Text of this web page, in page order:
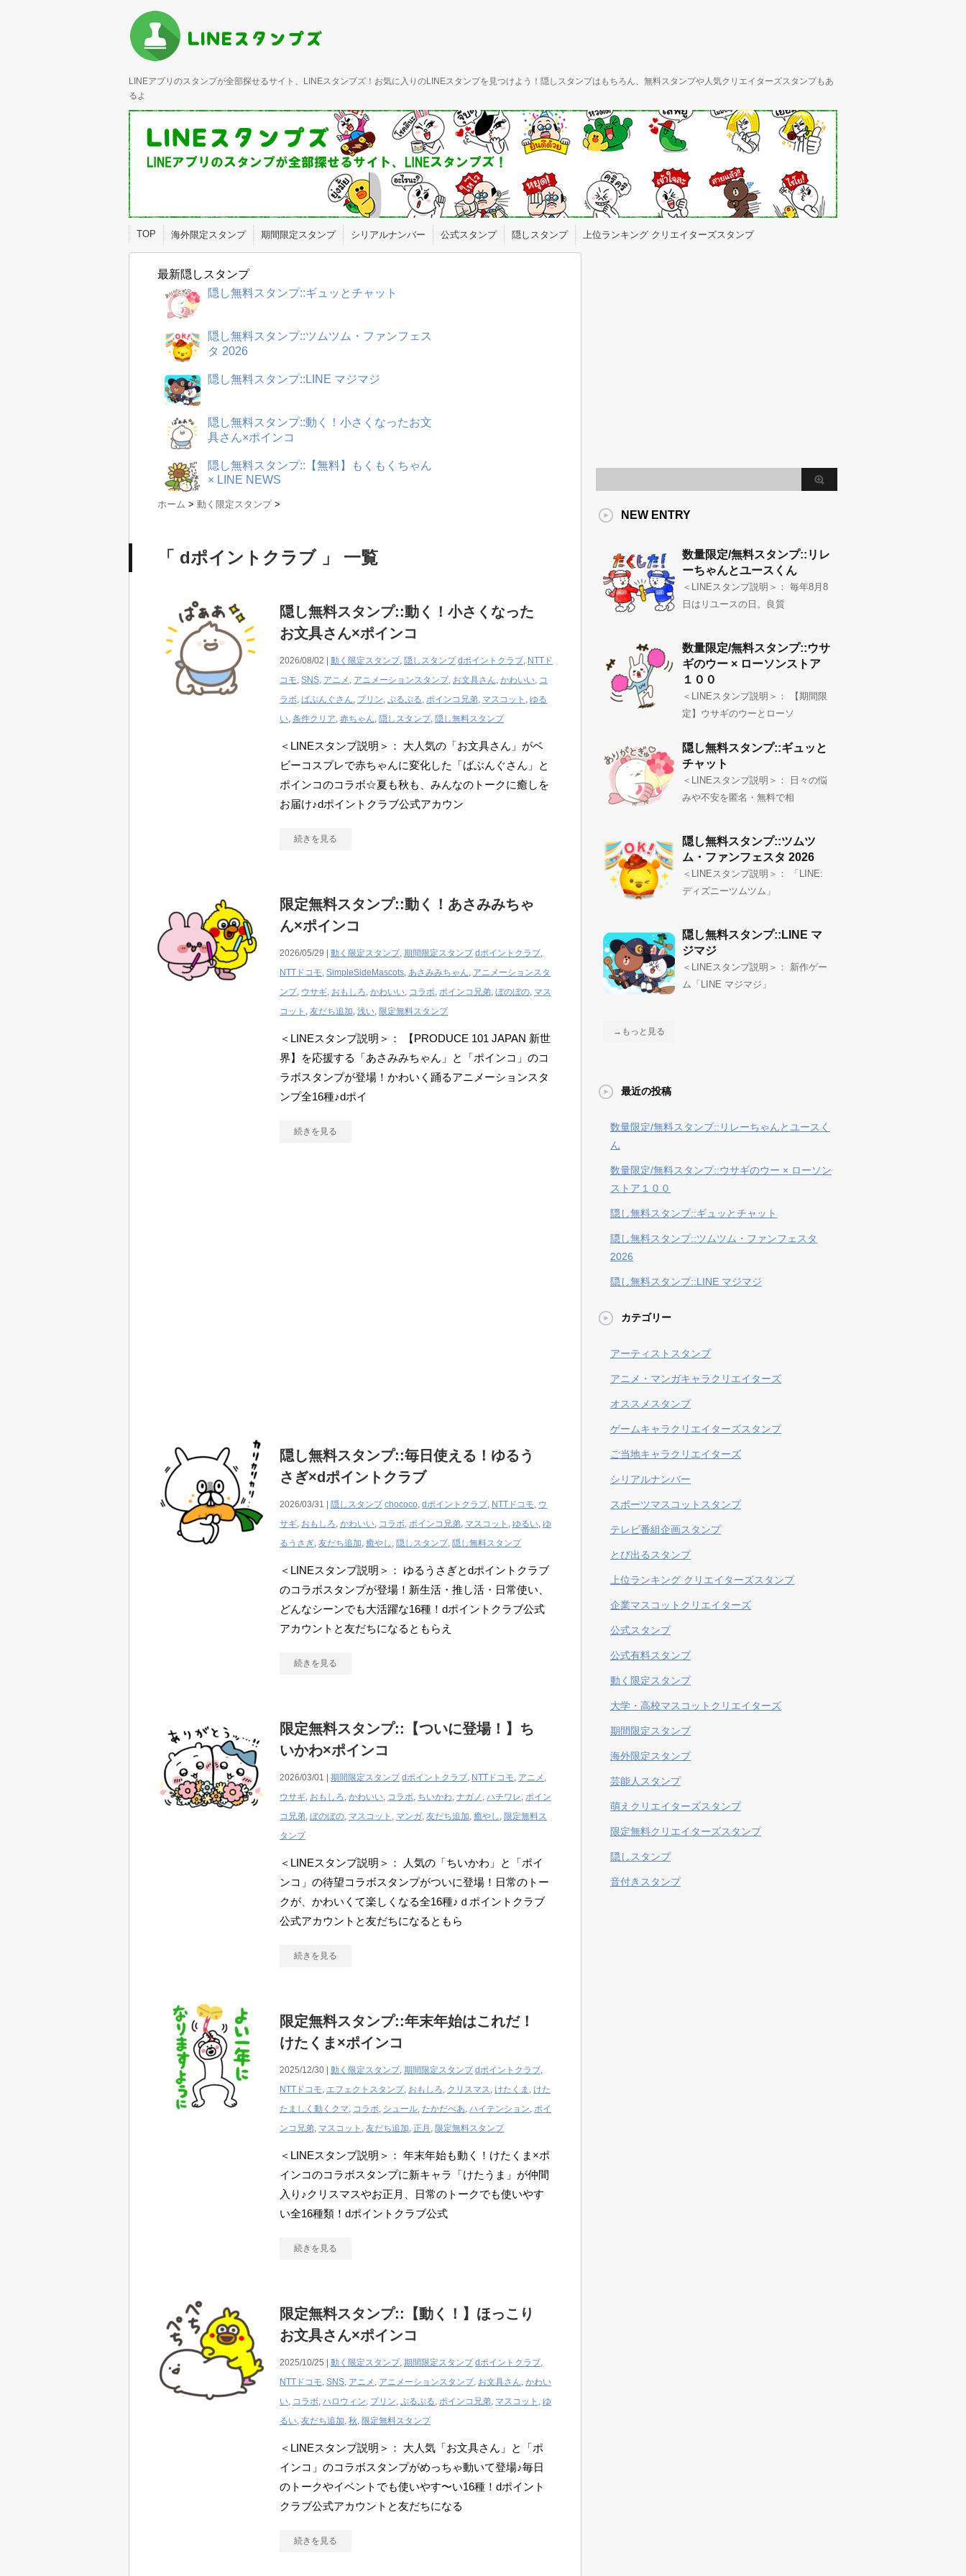
LINEアプリのスタンプが全部探せるサイト、LINEスタンプズ！お気に入りのLINEスタンプを見つけよう！隠しスタンプはもちろん、無料スタンプや人気クリエイターズスタンプもあ
るよ
TOP 海外限定スタンプ 期間限定スタンプ シリアルナンバー 公式スタンプ 隠しスタンプ 上位ランキング クリエイターズスタンプ
最新隠しスタンプ
隠し無料スタンプ::ギュッとチャット
隠し無料スタンプ::ツムツム・ファンフェス
タ 2026
隠し無料スタンプ::LINE マジマジ
隠し無料スタンプ::動く！小さくなったお文
具さん×ポインコ
隠し無料スタンプ::【無料】もくもくちゃん
× LINE NEWS
ホーム > 動く限定スタンプ >
「 dポイントクラブ 」 一覧
隠し無料スタンプ::動く！小さくなった
お文具さん×ポインコ
2026/08/02 | 動く限定スタンプ, 隠しスタンプ dポイントクラブ, NTTド
コモ, SNS, アニメ , アニメーションスタンプ, お文具さん, かわいい, コ
ラボ, ばぶんぐさん, プリン, ぷるぷる, ポインコ兄弟, マスコット , ゆる
い, 条件クリア, 赤ちゃん, 隠しスタンプ, 隠し無料スタンプ
＜LINEスタンプ説明＞： 大人気の「お文具さん」がベ
ビーコスプレで赤ちゃんに変化した「ばぶんぐさん」と
ポインコのコラボ☆夏も秋も、みんなのトークに癒しを
お届け♪dポイントクラブ公式アカウン
続きを見る
限定無料スタンプ::動く！あさみみちゃ
ん×ポインコ
2026/05/29 | 動く限定スタンプ, 期間限定スタンプ dポイントクラブ,
NTTドコモ, SimpleSideMascots, あさみみちゃん, アニメーションスタ
ンプ, ウサギ, おもしろ, かわいい, コラボ, ポインコ兄弟, ぼのぼの, マス
コット , 友だち追加, 浅い, 限定無料スタンプ
＜LINEスタンプ説明＞： 【PRODUCE 101 JAPAN 新世
界】を応援する「あさみみちゃん」と「ポインコ」のコ
ラボスタンプが登場！かわいく踊るアニメーションスタ
ンプ全16種♪dポイ
続きを見る
隠し無料スタンプ::毎日使える！ゆるう
さぎ×dポイントクラブ
2026/03/31 | 隠しスタンプ chococo, dポイントクラブ, NTTドコモ, ウ
サギ, おもしろ, かわいい, コラボ, ポインコ兄弟, マスコット , ゆるい, ゆ
るうさぎ, 友だち追加, 癒やし , 隠しスタンプ, 隠し無料スタンプ
＜LINEスタンプ説明＞： ゆるうさぎとdポイントクラブ
のコラボスタンプが登場！新生活・推し活・日常使い、
どんなシーンでも大活躍な16種！dポイントクラブ公式
アカウントと友だちになるともらえ
続きを見る
限定無料スタンプ::【ついに登場！】ち
いかわ×ポインコ
2026/03/01 | 期間限定スタンプ dポイントクラブ, NTTドコモ, アニメ ,
ウサギ, おもしろ, かわいい, コラボ, ちいかわ, ナガノ , ハチワレ, ポイン
コ兄弟, ぼのぼの, マスコット , マンガ, 友だち追加, 癒やし , 限定無料ス
タンプ
＜LINEスタンプ説明＞： 人気の「ちいかわ」と「ポイ
ンコ」の待望コラボスタンプがついに登場！日常のトー
クが、かわいくて楽しくなる全16種♪ｄポイントクラブ
公式アカウントと友だちになるともら
続きを見る
限定無料スタンプ::年末年始はこれだ！
けたくま×ポインコ
2025/12/30 | 動く限定スタンプ, 期間限定スタンプ dポイントクラブ,
NTTドコモ, エフェクトスタンプ, おもしろ, クリスマス, けたくま , けた
たましく動くクマ, コラボ, シュール, たかだべあ, ハイテンション, ポイ
ンコ兄弟, マスコット , 友だち追加, 正月 , 限定無料スタンプ
＜LINEスタンプ説明＞： 年末年始も動く！けたくま×ポ
インコのコラボスタンプに新キャラ「けたうま」が仲間
入り♪クリスマスやお正月、日常のトークでも使いやす
い全16種類！dポイントクラブ公式
続きを見る
限定無料スタンプ::【動く！】ほっこり
お文具さん×ポインコ
2025/10/25 | 動く限定スタンプ, 期間限定スタンプ dポイントクラブ,
NTTドコモ, SNS, アニメ , アニメーションスタンプ, お文具さん, かわい
い, コラボ, ハロウィン, プリン, ぷるぷる, ポインコ兄弟, マスコット , ゆ
るい, 友だち追加, 秋, 限定無料スタンプ
＜LINEスタンプ説明＞： 大人気「お文具さん」と「ポ
インコ」のコラボスタンプがめっちゃ動いて登場♪毎日
のトークやイベントでも使いやす〜い16種！dポイント
クラブ公式アカウントと友だちになる
続きを見る
NEW ENTRY
数量限定/無料スタンプ::リレ
ーちゃんとユースくん
＜LINEスタンプ説明＞： 毎年8月8
日はリユースの日。良質
数量限定/無料スタンプ::ウサ
ギのウー × ローソンストア
１００
＜LINEスタンプ説明＞： 【期間限
定】ウサギのウーとローソ
隠し無料スタンプ::ギュッと
チャット
＜LINEスタンプ説明＞： 日々の悩
みや不安を匿名・無料で相
隠し無料スタンプ::ツムツ
ム・ファンフェスタ 2026
＜LINEスタンプ説明＞： 「LINE:
ディズニーツムツム」
隠し無料スタンプ::LINE マ
ジマジ
＜LINEスタンプ説明＞： 新作ゲー
ム「LINE マジマジ」
→もっと見る
最近の投稿
数量限定/無料スタンプ::リレーちゃんとユースく
ん
数量限定/無料スタンプ::ウサギのウー × ローソン
ストア１００
隠し無料スタンプ::ギュッとチャット
隠し無料スタンプ::ツムツム・ファンフェスタ
2026
隠し無料スタンプ::LINE マジマジ
カテゴリー
アーティストスタンプ
アニメ・マンガキャラクリエイターズ
オススメスタンプ
ゲームキャラクリエイターズスタンプ
ご当地キャラクリエイターズ
シリアルナンバー
スポーツマスコットスタンプ
テレビ番組企画スタンプ
とび出るスタンプ
上位ランキング クリエイターズスタンプ
企業マスコットクリエイターズ
公式スタンプ
公式有料スタンプ
動く限定スタンプ
大学・高校マスコットクリエイターズ
期間限定スタンプ
海外限定スタンプ
芸能人スタンプ
萌えクリエイターズスタンプ
限定無料クリエイターズスタンプ
隠しスタンプ
音付きスタンプ